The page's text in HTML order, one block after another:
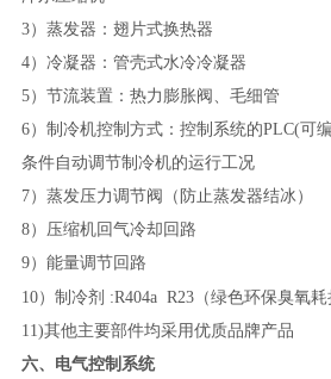
3）蒸发器：翅片式换热器
4）冷凝器：管壳式水冷冷凝器
5）节流装置：热力膨胀阀、毛细管
6）制冷机控制方式：控制系统的PLC(可
条件自动调节制冷机的运行工况
7）蒸发压力调节阀（防止蒸发器结冰）
8）压缩机回气冷却回路
9）能量调节回路
10）制冷剂 :R404a R23（绿色环保臭氧耗
11)其他主要部件均采用优质品牌产品
六、电气控制系统